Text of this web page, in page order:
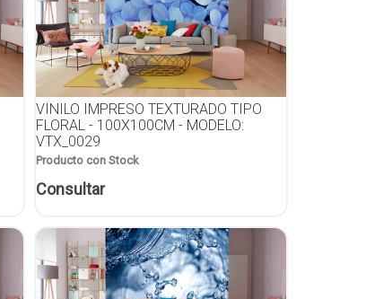
VINILO IMPRESO TEXTURADO TIPO
FLORAL - 100X100CM - MODELO:
VTX_0029
Producto con Stock
Consultar